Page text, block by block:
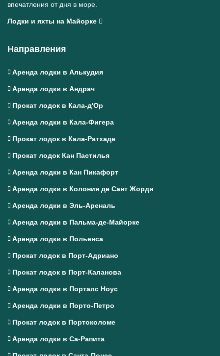
впечатления от дня в море.
Лодки и яхты на Майорке
Направления
Аренда лодки в Алькудия
Аренда лодки в Андрач
Прокат лодок в Кала-д'Ор
Аренда лодки в Кала-Фигера
Прокат лодок в Кала-Ратхаде
Прокат лодок Кан Пастилья
Аренда лодки в Кан Пикафорт
Аренда лодки в Колония де Сант Жорди
Аренда лодки в Эль-Ареналь
Аренда лодки в Пальма-де-Майорке
Аренда лодки в Польенса
Прокат лодок в Порт-Адриано
Прокат лодок в Порт-Каланова
Аренда лодки в Порталс Ноус
Аренда лодки в Порто-Петро
Прокат лодок в Портоколоме
Аренда лодки в Са-Рапита